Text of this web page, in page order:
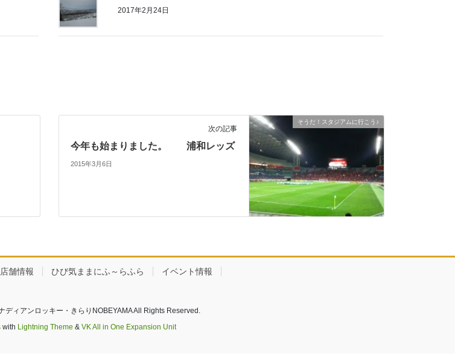
2017年2月24日
そうだ！スタジアムに行こう♪
次の記事
今年も始まりました。 浦和レッズ
2015年3月6日
店舗情報 ひび気ままにふ～らふら イベント情報
ディアンロッキー・きらりNOBEYAMA All Rights Reserved.
with Lightning Theme & VK All in One Expansion Unit